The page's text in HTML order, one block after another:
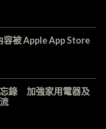
容被 Apple App Store
錄 加強家用電器及